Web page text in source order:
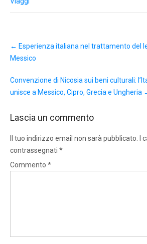
navigation
← Esperienza italiana nel trattamento del
Messico
Convenzione di Nicosia sui beni culturali:
unisce a Messico, Cipro, Grecia e Ungheria
Lascia un commento
Il tuo indirizzo email non sarà pubblicato.
I
contrassegnati *
Commento *